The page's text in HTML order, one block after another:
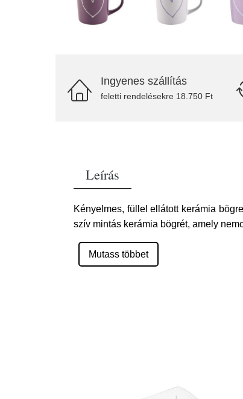
Ingyenes szállítás
feletti rendelésekre 18.750 Ft
Leírás
Kényelmes, füllel ellátott kerámia
szív mintás kerámia bögrét, amely
Mutass többet